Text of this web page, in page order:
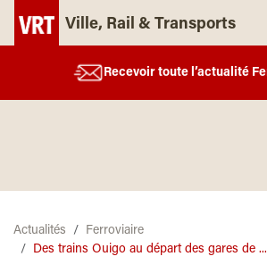
Ville, Rail & Transports
Recevoir toute l’actualité
Actualités
Ferroviaire
Des trains Ouigo au départ des gares de ...